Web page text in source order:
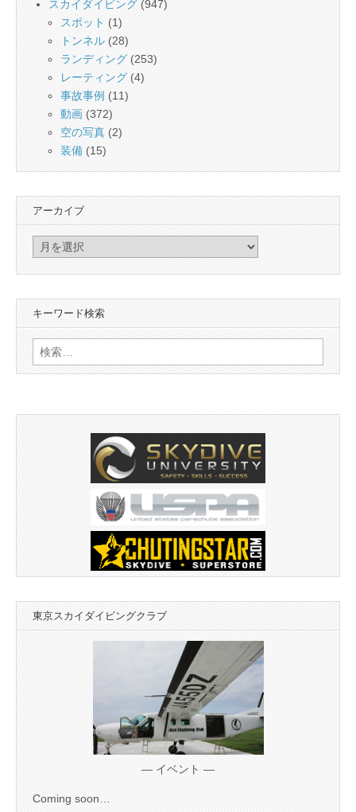
スカイダイビング (947)
スポット (1)
トンネル (28)
ランディング(253)
レーティング(4)
事故事例 (11)
動画 (372)
空の写真 (2)
装備 (15)
アーカイブ
イ
キーワード検索
検
索:
東京スカイダイビングクラブ
— イベント —
Coming soon…